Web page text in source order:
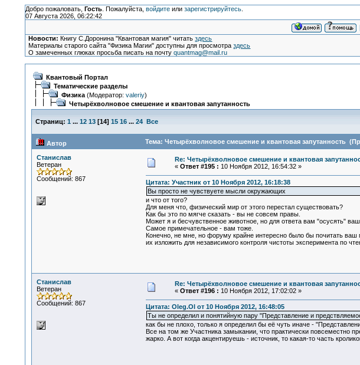
Добро пожаловать, Гость. Пожалуйста, войдитеили зарегистрируйтесь.
07 Августа 2026, 06:22:42
Новости: Книгу С.Доронина "Квантовая магия" читатьздесь
Материалы старого сайта "Физика Магии" доступны для просмотраздесь
О замеченных глюках просьба писать на почтуquantmag@mail.ru
Квантовый Портал
Тематические разделы
Физика(Модератор: valeriy)
Четырёхволновое смешение и квантовая запутанность
Страниц: 1 ... 12 13[14] 15 16 ... 24 Все
Автор Тема: Четырёхволновое смешение и квантовая запутанность
Станислав
Ветеран
Сообщений: 867
Re: Четырёхволновое смешение и квантовая
« Ответ #195 : 10 Ноября 2012, 16:54:32 »
Цитата: Участник от 10 Ноября 2012, 16:18:38
Вы просто не чувствуете мысли окружающих
и что от того?
Для меня что, физический мир от этого перестал существовать?
Как бы это по мягче сказать - вы не совсем правы.
Может я и бесчувственное животное, но для ответа вам "осусять"
Самое примечательное - вам тоже.
Конечно, не мне, но форуму крайне интересно было бы почитать
их изложить для независимого контроля чистоты эксперимента по
Станислав
Ветеран
Сообщений: 867
Re: Четырёхволновое смешение и квантовая
« Ответ #196 : 10 Ноября 2012, 17:02:02 »
Цитата: Oleg.Ol от 10 Ноября 2012, 16:48:05
Ты не определил и понятийную пару "Представление и
как бы не плохо, только я определил бы её чуть иначе -
Все на том же Участника замыкании, что практически повсеместно
жарко. А вот когда акцентируешь - источник, то какая-то часть